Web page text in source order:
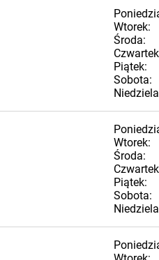
Wtorek:
Środa:
Piątek:
Sobota:
Wtorek:
Środa:
Piątek:
Sobota: